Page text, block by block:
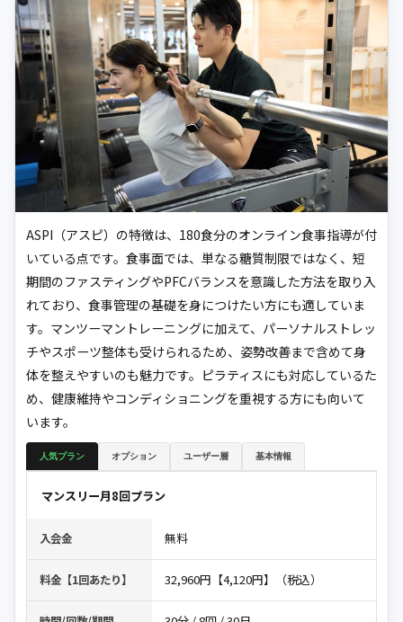
ASPI（アスピ）の特徴は、180食分のオンライン食事指導が付
いている点です。食事面では、単なる糖質制限ではなく、短
期間のファスティングやPFCバランスを意識した方法を取り入
れており、食事管理の基礎を身につけたい方にも適していま
す。マンツーマントレーニングに加えて、パーソナルストレッ
チやスポーツ整体も受けられるため、姿勢改善まで含めて身
体を整えやすいのも魅力です。ピラティスにも対応しているた
め、健康維持やコンディショニングを重視する方にも向いて
います。
人気プラン オプション ユーザー層 基本情報
マンスリー月8回プラン
入会金 無料
料金【1回あたり】 32,960円【4,120円】（税込）